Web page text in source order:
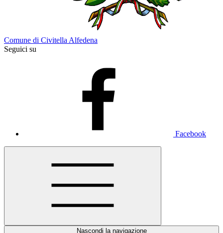
Comune di Civitella Alfedena
Seguici su
Facebook
Nascondi la navigazione